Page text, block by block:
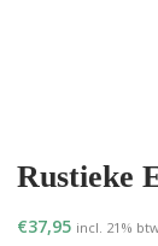
Rustieke
€37,95 incl. 21%